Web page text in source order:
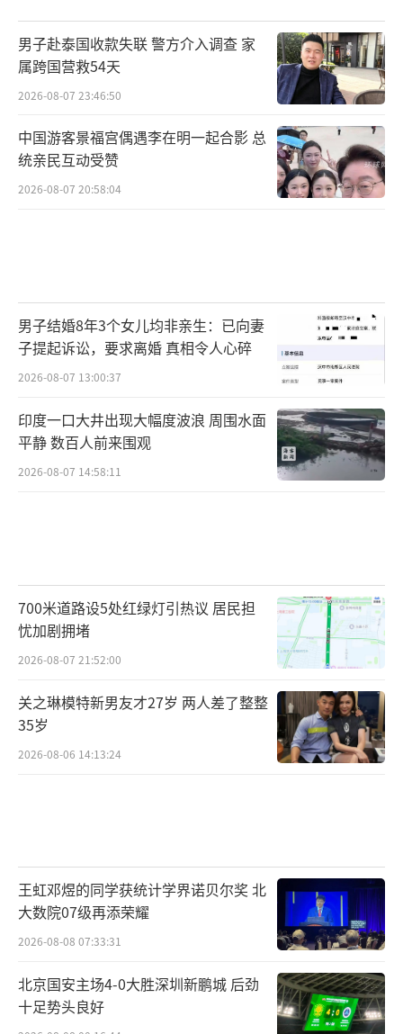
男子赴泰国收款失联 警方介入调查 家
属跨国营救54天
2026-08-07 23:46:50
中国游客景福宫偶遇李在明一起合影 总
统亲民互动受赞
2026-08-07 20:58:04
男子结婚8年3个女儿均非亲生：已向妻
子提起诉讼，要求离婚 真相令人心碎
2026-08-07 13:00:37
印度一口大井出现大幅度波浪 周围水面
平静 数百人前来围观
2026-08-07 14:58:11
700米道路设5处红绿灯引热议 居民担
忧加剧拥堵
2026-08-07 21:52:00
关之琳模特新男友才27岁 两人差了整整
35岁
2026-08-06 14:13:24
王虹邓煜的同学获统计学界诺贝尔奖 北
大数院07级再添荣耀
2026-08-08 07:33:31
北京国安主场4-0大胜深圳新鹏城 后劲
十足势头良好